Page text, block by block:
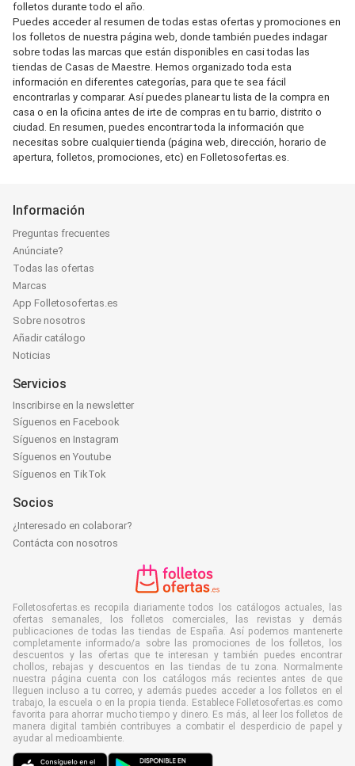
folletos durante todo el año.
Puedes acceder al resumen de todas estas ofertas y promociones en
los folletos de nuestra página web, donde también puedes indagar
sobre todas las marcas que están disponibles en casi todas las
tiendas de Casas de Maestre. Hemos organizado toda esta
información en diferentes categorías, para que te sea fácil
encontrarlas y comparar. Así puedes planear tu lista de la compra en
casa o en la oficina antes de irte de compras en tu barrio, distrito o
ciudad. En resumen, puedes encontrar toda la información que
necesitas sobre cualquier tienda (página web, dirección, horario de
apertura, folletos, promociones, etc) en Folletosofertas.es.
Información
Preguntas frecuentes
Anúnciate?
Todas las ofertas
Marcas
App Folletosofertas.es
Sobre nosotros
Añadir catálogo
Noticias
Servicios
Inscribirse en la newsletter
Síguenos en Facebook
Síguenos en Instagram
Síguenos en Youtube
Síguenos en TikTok
Socios
¿Interesado en colaborar?
Contácta con nosotros
Folletosofertas.es recopila diariamente todos los catálogos actuales, las
ofertas semanales, los folletos comerciales, las revistas y demás
publicaciones de todas las tiendas de España. Así podemos mantenerte
completamente informado/a sobre las promociones de los folletos, los
descuentos y las ofertas que te interesan y también puedes encontrar
chollos, rebajas y descuentos en las tiendas de tu zona. Normalmente
nuestra página cuenta con los catálogos más recientes antes de que
lleguen incluso a tu correo, y además puedes acceder a los folletos en el
trabajo, la escuela o en la propia tienda. Establece Folletosofertas.es como
favorita para ahorrar mucho tiempo y dinero. Es más, al leer los folletos de
manera digital también contribuyes a combatir el desperdicio de papel y
ayudar al medioambiente.